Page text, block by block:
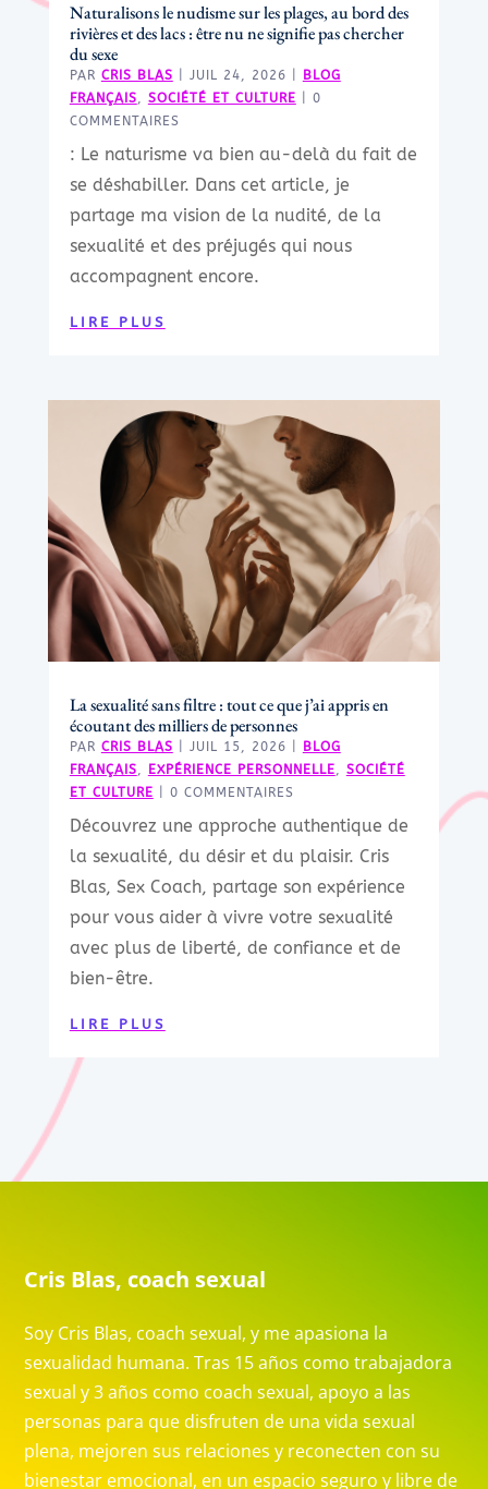
Naturalisons le nudisme sur les plages, au bord des
rivières et des lacs : être nu ne signifie pas chercher
du sexe
PAR CRIS BLAS JUIL 24, 2026
BLOG
FRANÇAIS, SOCIÉTÉ ET CULTURE | 0
COMMENTAIRES
: Le naturisme va bien au-delà du fait de
se déshabiller. Dans cet article, je
partage ma vision de la nudité, de la
sexualité et des préjugés qui nous
accompagnent encore.
LIRE PLUS
La sexualité sans filtre : tout ce que j’ai appris en
écoutant des milliers de personnes
PAR CRIS BLAS JUIL 15, 2026
BLOG
FRANÇAIS, EXPÉRIENCE PERSONNELLE, SOCIÉTÉ
ET CULTURE | 0 COMMENTAIRES
Découvrez une approche authentique de
la sexualité, du désir et du plaisir. Cris
Blas, Sex Coach, partage son expérience
pour vous aider à vivre votre sexualité
avec plus de liberté, de confiance et de
bien-être.
LIRE PLUS
Cris Blas, coach sexual
Soy Cris Blas, coach sexual, y me apasiona la
sexualidad humana. Tras 15 años como trabajadora
sexual y 3 años como coach sexual, apoyo a las
personas para que disfruten de una vida sexual
plena, mejoren sus relaciones y reconecten con su
bienestar emocional, en un espacio seguro y libre de